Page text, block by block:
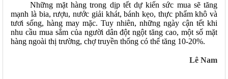
Những mặt hàng trong dịp tết dự kiến sức mua sẽ tăng
mạnh là bia, rượu, nước giải khát, bánh kẹo, thực phẩm khô và
tươi sống, hàng may mặc. Tuy nhiên, những ngày cận tết khi
nhu cầu mua sắm của người dân đột ngột tăng cao, một số mặt
hàng ngoài thị trường, chợ truyền thống có thể tăng 10-20%.
Lê Nam